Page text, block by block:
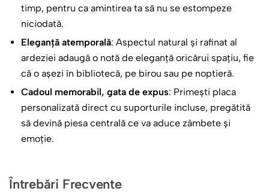
de zâmbete și joacă 😄 și fiecare zi să fie
o petrecere cu amintiri frumoase! ✨
Această piatră este o bucățică din povestea ta, o amintire
pe care o poți păstra pe birou sau în camera ta. Îți va
aduce mereu aminte de prietenii de la grădiniță, de
jocurile din curte și de doamna educatoare care te-a
învățat atâtea lucruri minunate. Este cel mai frumos mod
de a spune „La revedere, grădiniță!” și „Bun venit,
timp, pentru ca amintirea ta să nu se estompeze
niciodată.
Eleganță atemporală: Aspectul natural și rafinat al
ardeziei adaugă o notă de eleganță oricărui spațiu, fie
că o așezi în bibliotecă, pe birou sau pe noptieră.
Cadoul memorabil, gata de expus: Primești placa
personalizată direct cu suporturile incluse, pregătită
să devină piesa centrală ce va aduce zâmbete și
emoție.
Întrebări Frecvente